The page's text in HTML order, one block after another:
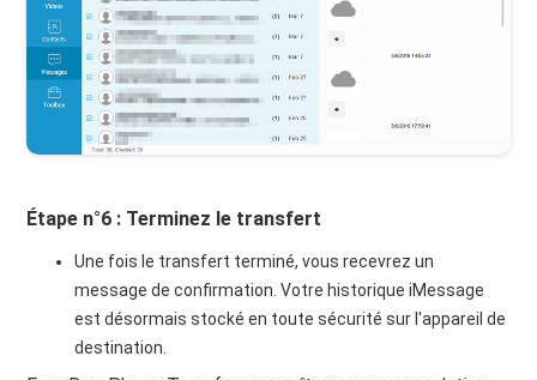
Étape n°6 : Terminez le transfert
Une fois le transfert terminé, vous recevrez un
message de confirmation. Votre historique iMessage
est désormais stocké en toute sécurité sur l'appareil de
destination.